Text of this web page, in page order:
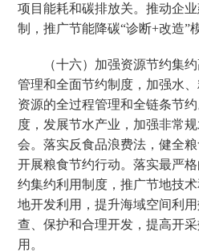
项目能耗和碳排放关。推动企
制，推广节能降碳“诊断+改造”
（十六）加强资源节约集
管理和全面节约制度，加强水
资源的全过程管理和全链条节
度，发展节水产业，加强非常
会。落实反食品浪费法，健全
开展粮食节约行动。落实最严
约集约利用制度，推广节地技
地开发利用，提升海域空间利
查、保护和合理开发，提高开
用。